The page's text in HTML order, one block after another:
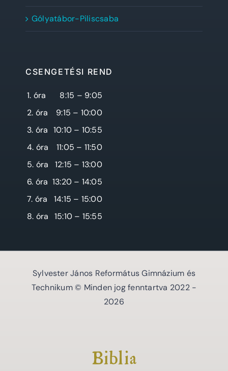
Gólyatábor-Piliscsaba
CSENGETÉSI REND
1. óra
8:15 – 9:05
2. óra
9:15 – 10:00
3. óra 10:10 – 10:55
4. óra
11:05 – 11:50
5. óra
12:15 – 13:00
6. óra 13:20 – 14:05
7. óra
14:15 – 15:00
8. óra
15:10 – 15:55
Sylvester János Református Gimnázium és
Technikum © Minden jog fenntartva 2022 -
2026